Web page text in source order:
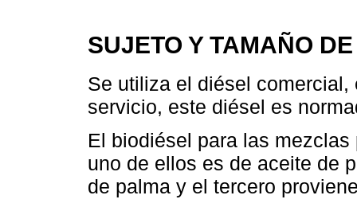
SUJETO Y TAMAÑO
Se utiliza el diésel
servicio, este diésel es
El biodiésel para las
uno de ellos es de aceite de
de palma y el tercero